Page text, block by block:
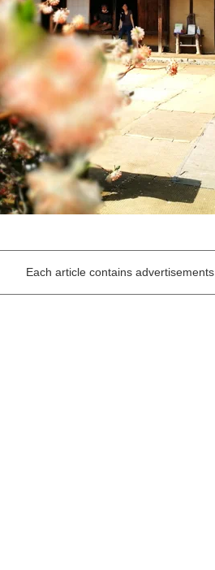
Each article contains advertisements.